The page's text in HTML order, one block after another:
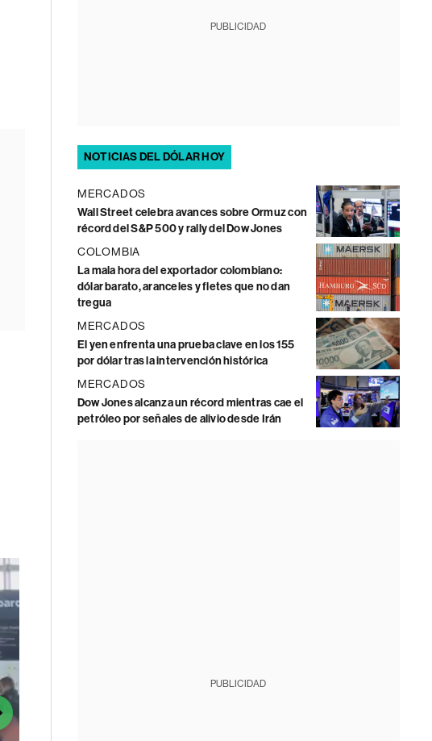
PUBLICIDAD
NOTICIAS DEL DÓLAR HOY
MERCADOS
Wall Street celebra avances sobre Ormuz con
récord del S&P 500 y rally del Dow Jones
COLOMBIA
La mala hora del exportador colombiano:
dólar barato, aranceles y fletes que no dan
tregua
MERCADOS
El yen enfrenta una prueba clave en los 155
por dólar tras la intervención histórica
MERCADOS
Dow Jones alcanza un récord mientras cae el
petróleo por señales de alivio desde Irán
PUBLICIDAD